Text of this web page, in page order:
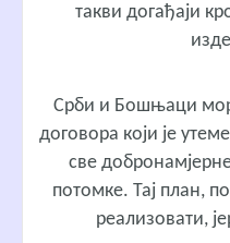
такви догађаји
Срби и Бошњаци
договора који је
све
потомке. Тај план,
реализовати,